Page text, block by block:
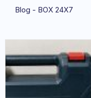
Blog - BOX 24X7